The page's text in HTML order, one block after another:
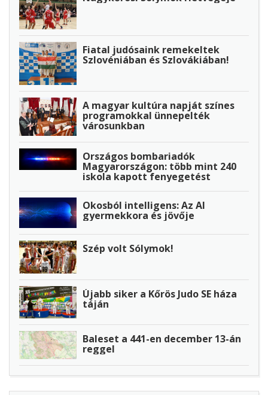
Fiatal judósaink remekeltek
Szlovéniában és Szlovákiában!
A magyar kultúra napját színes
programokkal ünnepelték
városunkban
Országos bombariadók
Magyarországon: több mint 240
iskola kapott fenyegetést
Okosból intelligens: Az AI
gyermekkora és jövője
Szép volt Sólymok!
Újabb siker a Kőrös Judo SE háza
táján
Baleset a 441-en december 13-án
reggel